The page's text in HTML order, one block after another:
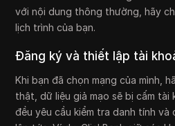
với nội dung thông thường, hãy
lịch trình của bạn.
Đăng ký và thiết lập tài
Khi bạn đã chọn mạng của mình,
thật, dữ liệu giả mạo sẽ bị cấm tài
đều yêu cầu kiểm tra danh tính